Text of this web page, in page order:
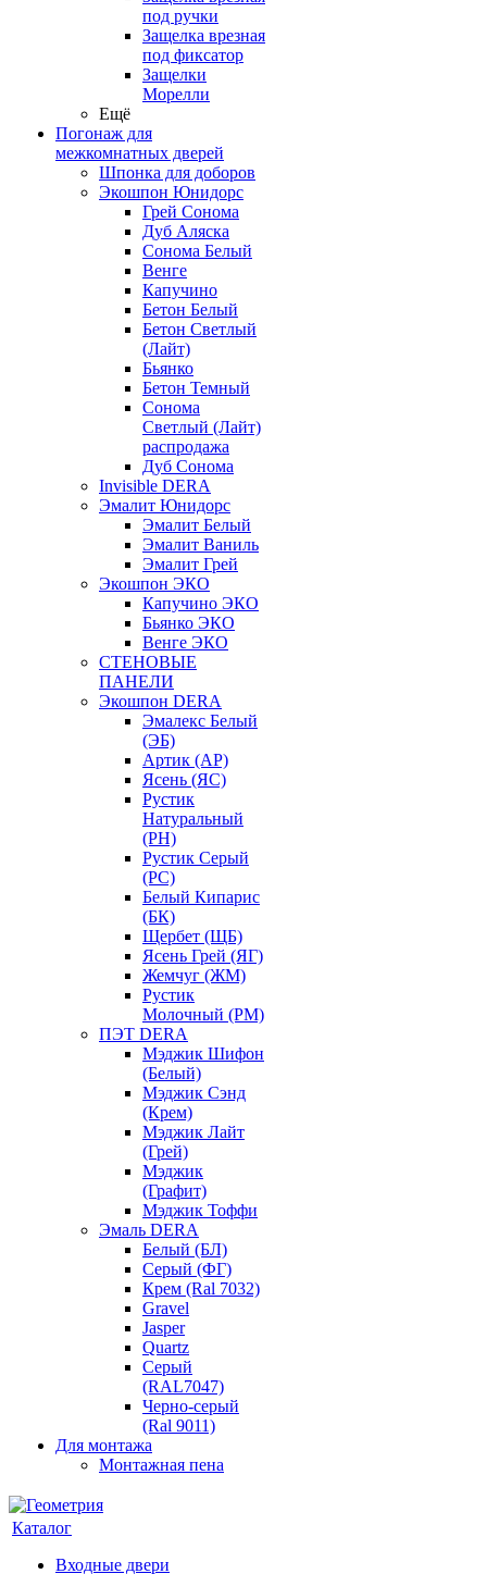
под ручки
Защелка врезная
под фиксатор
Защелки
Морелли
Ещё
Погонаж для
межкомнатных дверей
Шпонка для доборов
Экошпон Юнидорс
Грей Сонома
Дуб Аляска
Сонома Белый
Венге
Капучино
Бетон Белый
Бетон Светлый
(Лайт)
Бьянко
Бетон Темный
Сонома
Светлый (Лайт)
распродажа
Дуб Сонома
Invisible DERA
Эмалит Юнидорс
Эмалит Белый
Эмалит Ваниль
Эмалит Грей
Экошпон ЭКО
Капучино ЭКО
Бьянко ЭКО
Венге ЭКО
СТЕНОВЫЕ
ПАНЕЛИ
Экошпон DERA
Эмалекс Белый
(ЭБ)
Артик (АР)
Ясень (ЯС)
Рустик
Натуральный
(РН)
Рустик Серый
(РС)
Белый Кипарис
(БК)
Щербет (ЩБ)
Ясень Грей (ЯГ)
Жемчуг (ЖМ)
Рустик
Молочный (РМ)
ПЭТ DERA
Мэджик Шифон
(Белый)
Мэджик Сэнд
(Крем)
Мэджик Лайт
(Грей)
Мэджик
(Графит)
Мэджик Тоффи
Эмаль DERA
Белый (БЛ)
Серый (ФГ)
Крем (Ral 7032)
Gravel
Jasper
Quartz
Серый
(RAL7047)
Черно-серый
(Ral 9011)
Для монтажа
Монтажная пена
Каталог
Входные двери